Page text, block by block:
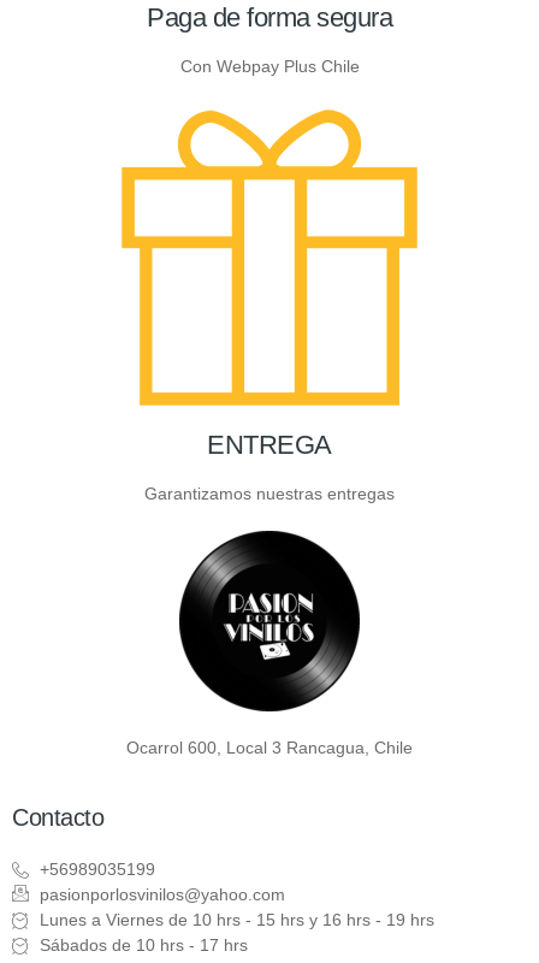
Paga de forma segura
Con Webpay Plus Chile
ENTREGA
Garantizamos nuestras entregas
Ocarrol 600, Local 3 Rancagua, Chile
Contacto
+56989035199
pasionporlosvinilos@yahoo.com
Lunes a Viernes de 10 hrs - 15 hrs y 16 hrs - 19 hrs
Sábados de 10 hrs - 17 hrs